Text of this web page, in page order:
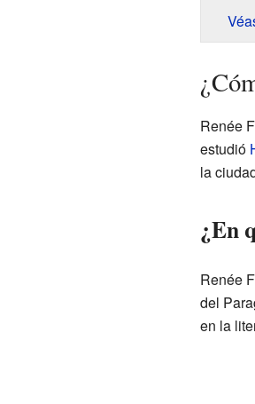
Renée
estudió
la
¿En
Renée
del
en la